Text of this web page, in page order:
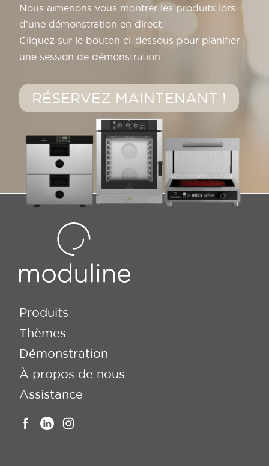
Nous aimerions vous montrer les produits lors
d'une démonstration en direct.
Cliquez sur le bouton ci-dessous pour planifier
une session de démonstration.
RÉSERVEZ MAINTENANT !
Produits
Thèmes
Démonstration
À propos de nous
Assistance